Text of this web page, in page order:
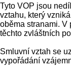
Tyto VOP jsou
vztahu, který
oběma stranami.
těchto zvláštních
Smluvní vztah se
vypořádání